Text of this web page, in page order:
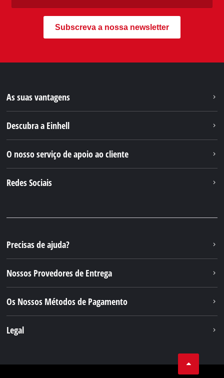
Subscreva a nossa newsletter
As suas vantagens
Descubra a Einhell
O nosso serviço de apoio ao cliente
Redes Sociais
Precisas de ajuda?
Nossos Provedores de Entrega
Os Nossos Métodos de Pagamento
Legal